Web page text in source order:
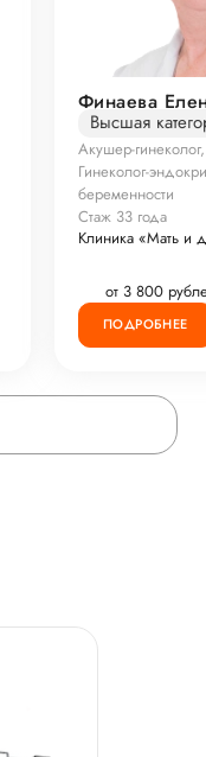
Финаева
Высшая
Акушер-
Гинеколог-
беременности
Стаж 33 года
Клиника «Мать и
от 3 800
ПОДРОБНЕЕ